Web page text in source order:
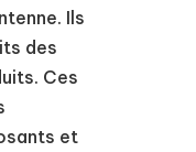
Ils
des
Ces
et